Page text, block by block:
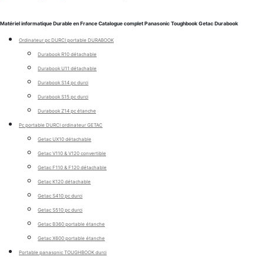
Matériel informatique Durable en France Catalogue complet Panasonic Toughbook Getac Durabook
Ordinateur pc DURCI portable DURABOOK
Durabook R10 détachable
Durabook U11 détachable
Durabook S14 pc durci
Durabook S15 pc durci
Durabook Z14 pc étanche
Pc portable DURCI ordinateur GETAC
Getac UX10 détachable
Getac V110 & V120 convertible
Getac F110 & F120 détachable
Getac K120 détachable
Getac S410 pc durci
Getac S510 pc durci
Getac B360 portable étanche
Getac X600 portable étanche
Portable panasonic TOUGHBOOK durci